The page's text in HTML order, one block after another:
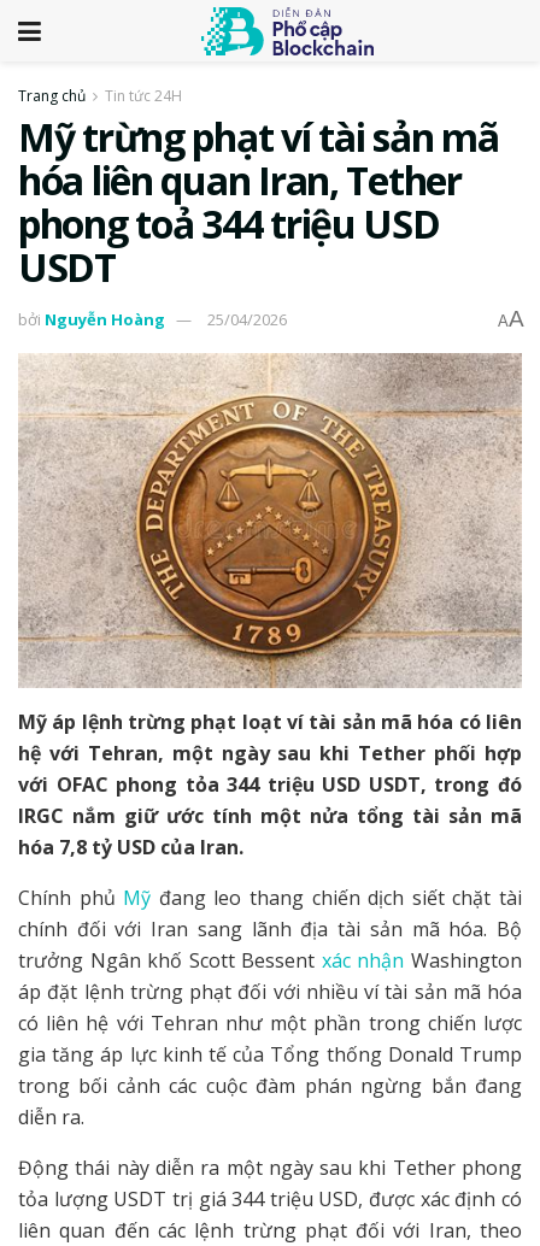
Trang chủ Tin tức 24H
Mỹ trừng phạt ví tài sản mã
hóa liên quan Iran, Tether
phong toả 344 triệu USD
USDT
bởi Nguyễn Hoàng 25/04/2026 AA
Mỹ áp lệnh trừng phạt loạt ví tài sản mã hóa có liên
hệ với Tehran, một ngày sau khi Tether phối hợp
với OFAC phong tỏa 344 triệu USD USDT, trong đó
IRGC nắm giữ ước tính một nửa tổng tài sản mã
hóa 7,8 tỷ USD của Iran.
Chính phủ Mỹ đang leo thang chiến dịch siết chặt tài
chính đối với Iran sang lãnh địa tài sản mã hóa. Bộ
trưởng Ngân khố Scott Bessent xác nhận Washington
áp đặt lệnh trừng phạt đối với nhiều ví tài sản mã hóa
có liên hệ với Tehran như một phần trong chiến lược
gia tăng áp lực kinh tế của Tổng thống Donald Trump
trong bối cảnh các cuộc đàm phán ngừng bắn đang
diễn ra.
Động thái này diễn ra một ngày sau khi Tether phong
tỏa lượng USDT trị giá 344 triệu USD, được xác định có
liên quan đến các lệnh trừng phạt đối với Iran, theo